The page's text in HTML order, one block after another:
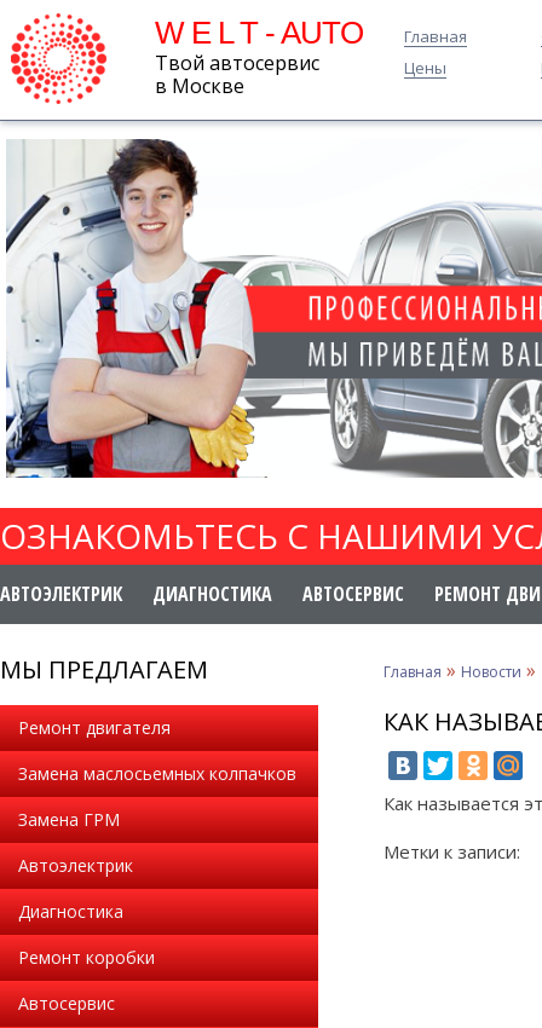
W E L T - AUTO
Твой автосервис
в Москве
Главная
Цены
ОЗНАКОМЬТЕСЬ С НАШИМИ
АВТОЭЛЕКТРИК ДИАГНОСТИКА АВТОСЕРВИС РЕМОНТ
МЫ ПРЕДЛАГАЕМ
Ремонт двигателя
Замена маслосьемных колпачков
Замена ГРМ
Автоэлектрик
Диагностика
Ремонт коробки
Автосервис
Главная » Новости »
КАК
Как называется
Метки к записи: